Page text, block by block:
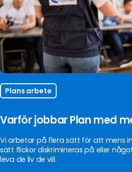
Plans arbete
Varför jobbar Plan med
Vi arbetar på flera sätt för att mens
sätt flickor diskrimineras på eller
leva de liv de vill.